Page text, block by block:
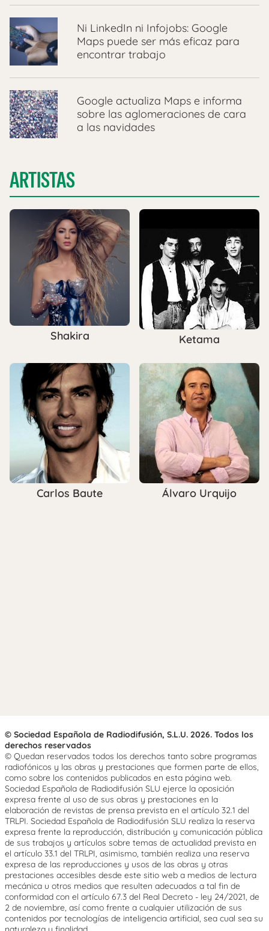
Ni LinkedIn ni Infojobs: Google
Maps puede ser más eficaz para
encontrar trabajo
Google actualiza Maps e informa
sobre las aglomeraciones de cara
a las navidades
ARTISTAS
Shakira Ketama
Carlos Baute Álvaro Urquijo
© Sociedad Española de Radiodifusión, S.L.U. 2026. Todos los
derechos reservados
© Quedan reservados todos los derechos tanto sobre programas
radiofónicos y las obras y prestaciones que formen parte de ellos,
como sobre los contenidos publicados en esta página web.
Sociedad Española de Radiodifusión SLU ejerce la oposición
expresa frente al uso de sus obras y prestaciones en la
elaboración de revistas de prensa prevista en el artículo 32.1 del
TRLPI. Sociedad Española de Radiodifusión SLU realiza la reserva
expresa frente la reproducción, distribución y comunicación pública
de sus trabajos y artículos sobre temas de actualidad prevista en
el artículo 33.1 del TRLPI, asimismo, también realiza una reserva
expresa de las reproducciones y usos de las obras y otras
prestaciones accesibles desde este sitio web a medios de lectura
mecánica u otros medios que resulten adecuados a tal fin de
conformidad con el artículo 67.3 del Real Decreto - ley 24/2021, de
2 de noviembre, así como frente a cualquier utilización de sus
contenidos por tecnologías de inteligencia artificial, sea cual sea su